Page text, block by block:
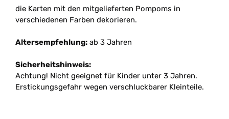
die Karten mit den mitgelieferten Pompoms in
verschiedenen Farben dekorieren.
Altersempfehlung: ab 3 Jahren
Sicherheitshinweis:
Achtung! Nicht geeignet für Kinder unter 3 Jahren.
Erstickungsgefahr wegen verschluckbarer Kleinteile.